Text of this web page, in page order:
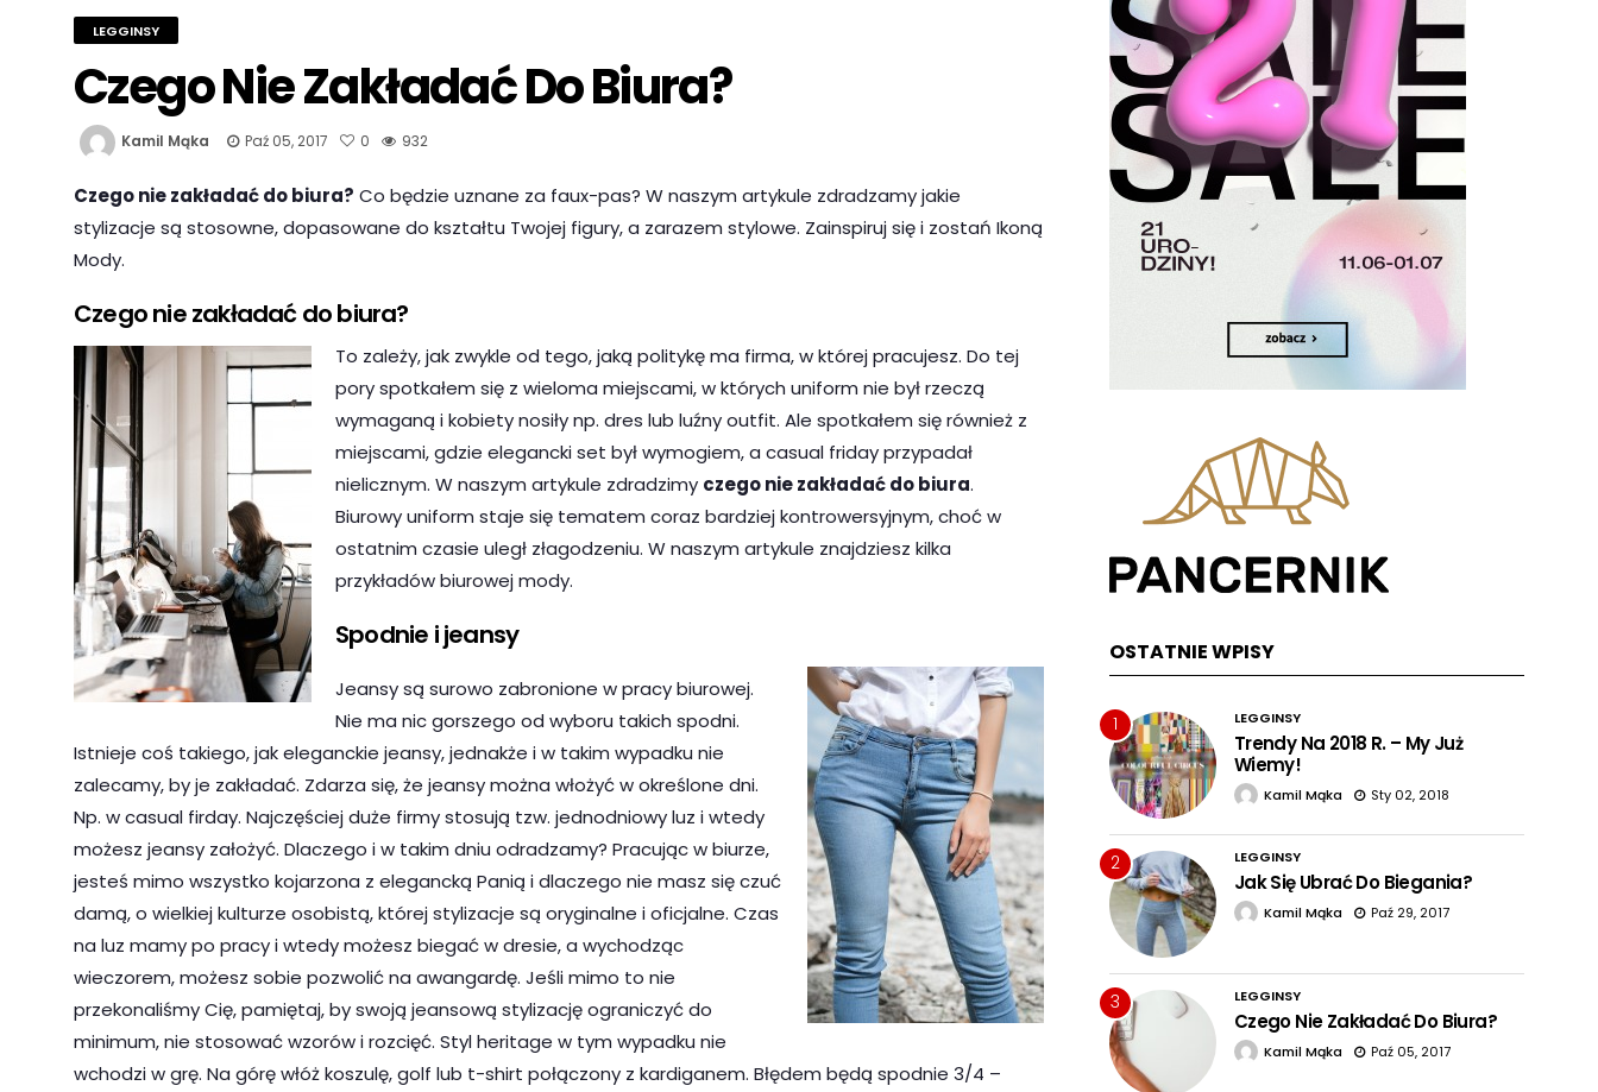
LEGGINSY
Czego Nie Zakładać Do Biura?
Kamil Mąka Paź 05, 2017 0 932
Czego nie zakładać do biura? Co będzie uznane za faux-pas? W naszym artykule zdradzamy jakie
stylizacje są stosowne, dopasowane do kształtu Twojej figury, a zarazem stylowe. Zainspiruj się i zostań Ikoną
Mody.
Czego nie zakładać do biura?
To zależy, jak zwykle od tego, jaką politykę ma firma, w której pracujesz. Do tej
pory spotkałem się z wieloma miejscami, w których uniform nie był rzeczą
wymaganą i kobiety nosiły np. dres lub luźny outfit. Ale spotkałem się również z
miejscami, gdzie elegancki set był wymogiem, a casual friday przypadał
nielicznym. W naszym artykule zdradzimy czego nie zakładać do biura.
Biurowy uniform staje się tematem coraz bardziej kontrowersyjnym, choć w
ostatnim czasie uległ złagodzeniu. W naszym artykule znajdziesz kilka
przykładów biurowej mody.
Spodnie i jeansy
Jeansy są surowo zabronione w pracy biurowej.
Nie ma nic gorszego od wyboru takich spodni.
Istnieje coś takiego, jak eleganckie jeansy, jednakże i w takim wypadku nie
zalecamy, by je zakładać. Zdarza się, że jeansy można włożyć w określone dni.
Np. w casual firday. Najczęściej duże firmy stosują tzw. jednodniowy luz i wtedy
możesz jeansy założyć. Dlaczego i w takim dniu odradzamy? Pracując w biurze,
jesteś mimo wszystko kojarzona z elegancką Panią i dlaczego nie masz się czuć
damą, o wielkiej kulturze osobistą, której stylizacje są oryginalne i oficjalne. Czas
na luz mamy po pracy i wtedy możesz biegać w dresie, a wychodząc
wieczorem, możesz sobie pozwolić na awangardę. Jeśli mimo to nie
przekonaliśmy Cię, pamiętaj, by swoją jeansową stylizację ograniczyć do
minimum, nie stosować wzorów i rozcięć. Styl heritage w tym wypadku nie
wchodzi w grę. Na górę włóż koszulę, golf lub t-shirt połączony z kardiganem. Błędem będą spodnie 3/4 –
OSTATNIE WPISY
1 LEGGINSY
Trendy Na 2018 R. – My Już
Wiemy!
Kamil Mąka Sty 02, 2018
2 LEGGINSY
Jak Się Ubrać Do Biegania?
Kamil Mąka Paź 29, 2017
3 LEGGINSY
Czego Nie Zakładać Do Biura?
Kamil Mąka Paź 05, 2017